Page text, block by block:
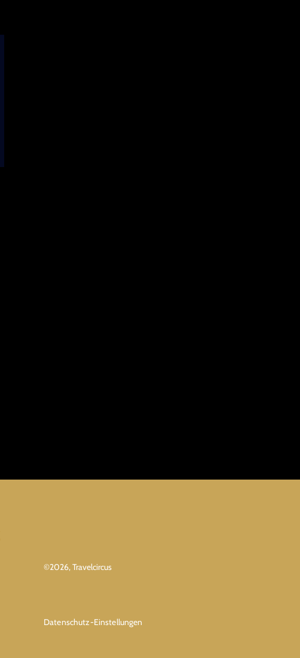
©2026, Travelcircus
Datenschutz-Einstellungen